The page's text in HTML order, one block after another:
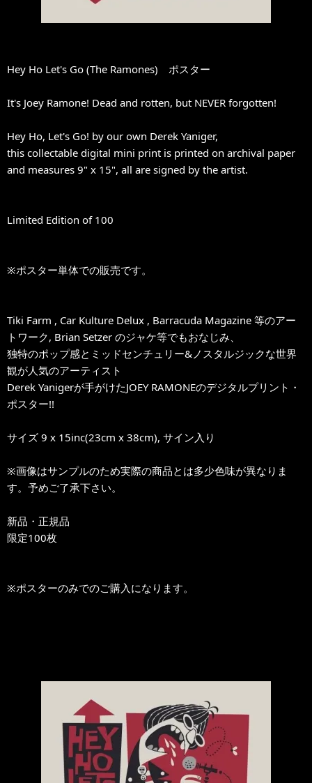
Hey Ho Let's Go (The Ramones) ポスター
It's Joey Ramone! Dead and rotten, but NEVER forgotten!
Hey Ho, Let's Go! by our own Derek Yaniger,
this collectable digital mini print is printed on archival paper
and measures 9" x 15", all are signed by the artist.
Limited Edition of 100
※ポスター単体での販売です。
Tiki Farm , Car Kulture Delux , Barracuda Magazine 等のアー
トワーク, Brian Setzer のジャケ等でもおなじみ、
独特のポップ感とミッドセンチュリー&ノスタルジックな世界
観が人気のアーティスト
Derek Yanigerが手がけたJOEY RAMONEのデジタルプリント・
ポスター!!
サイズ 9 x 15inc(23cm x 38cm), サイン入り
※画像はサンプルのため実際の商品とは多少色味が異なりま
す。予めご了承下さい。
新品・正規品
限定100枚
※ポスターのみでのご購入になります。